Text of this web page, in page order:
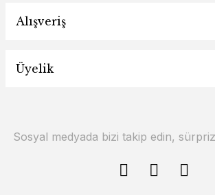
Alışveriş
Üyelik
Sosyal medyada bizi takip edin,